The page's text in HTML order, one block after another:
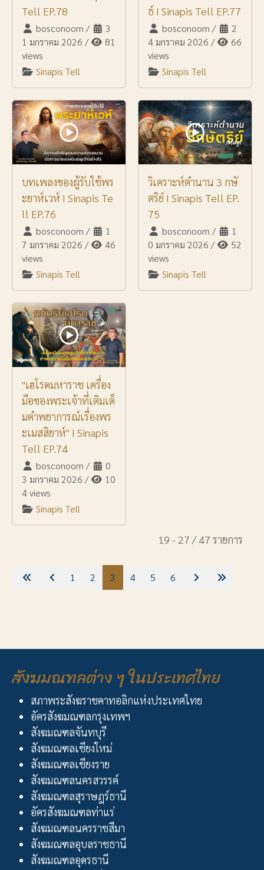
Tell EP.78
bosconoom /
3
1 มกราคม 2026 /
81
views
Sinapis Tell
ธ์ I Sinapis Tell EP.77
bosconoom /
2
4 มกราคม 2026 /
66
views
Sinapis Tell
บทเพลงของผู้รับใช้พร
ะยาห์เวห์ I Sinapis Te
ll EP.76
bosconoom /
1
7 มกราคม 2026 /
46
views
Sinapis Tell
วิเคราะห์ตำนาน 3 กษั
ตริย์ I Sinapis Tell EP.
75
bosconoom /
1
0 มกราคม 2026 /
52
views
Sinapis Tell
"เฮโรดมหาราช เครื่อง
มือของพระเจ้าที่เติมเต็
มคำพยาการณ์เรื่องพร
ะเมสสิยาห์" I Sinapis
Tell EP.74
bosconoom /
0
3 มกราคม 2026 /
10
4 views
Sinapis Tell
19 - 27 / 47 รายการ
1 2 3 4 5 6
สังฆมณฑลต่าง ๆ ในประเทศไทย
สภาพระสังฆราชคาทอลิกแห่งประเทศไทย
อัครสังฆมณฑลกรุงเทพฯ
สังฆมณฑลจันทบุรี
สังฆมณฑลเชียงใหม่
สังฆมณฑลเชียงราย
สังฆมณฑลนครสวรรค์
สังฆมณฑลสุราษฎร์ธานี
อัครสังฆมณฑลท่าแร่
สังฆมณฑลนครราชสีมา
สังฆมณฑลอุบลราชธานี
สังฆมณฑลอุดรธานี